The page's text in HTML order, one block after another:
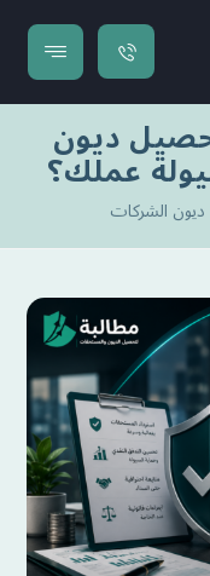
ديون
عملك؟
الشركات